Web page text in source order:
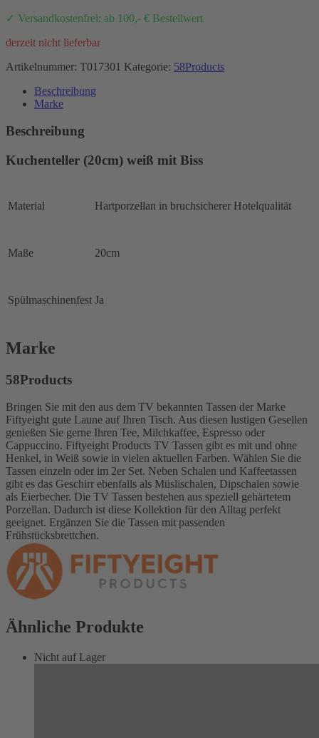
✓ Versandkostenfrei: ab 100,- € Bestellwert
derzeit nicht lieferbar
Artikelnummer: T017301 Kategorie: 58Products
Beschreibung
Marke
Beschreibung
Kuchenteller (20cm) weiß mit Biss
Material Hartporzellan in bruchsicherer Hotelqualität
Maße 20cm
Spülmaschinenfest Ja
Marke
58Products
Bringen Sie mit den aus dem TV bekannten Tassen der Marke
Fiftyeight gute Laune auf Ihren Tisch. Aus diesen lustigen Gesellen
genießen Sie gerne Ihren Tee, Milchkaffee, Espresso oder
Cappuccino. Fiftyeight Products TV Tassen gibt es mit und ohne
Henkel, in Weiß sowie in vielen aktuellen Farben. Wählen Sie die
Tassen einzeln oder im 2er Set. Neben Schalen und Kaffeetassen
gibt es das Geschirr ebenfalls als Müslischalen, Dipschalen sowie
als Eierbecher. Die TV Tassen bestehen aus speziell gehärtetem
Porzellan. Dadurch ist diese Kollektion für den Alltag perfekt
geeignet. Ergänzen Sie die Tassen mit passenden
Frühstücksbrettchen.
Ähnliche Produkte
Nicht auf Lager